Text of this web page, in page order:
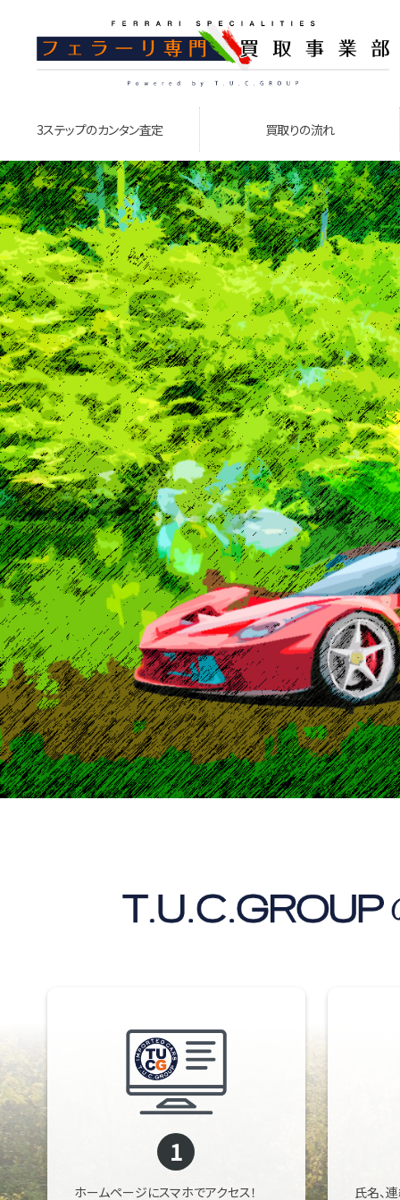
3ステップのカンタン査定 買取りの流れ
1
ホームページにスマホでアクセス！ 氏名、